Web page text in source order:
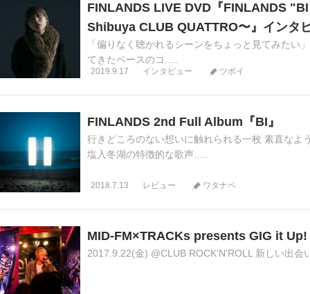
FINLANDS LIVE DVD『FINLANDS
Shibuya CLUB QUATTRO〜』インタ
「偏りなく聴かれるシーンをちょっと見てみた
てきたベースのコ.....
2019.9.17 インタビュー ツボイ
FINLANDS 2nd Full Album『BI』
行きどころのない想いに触れられる一枚 素直なよ
塩入冬湖の特徴的な歌声.....
2018.7.13 レビュー ワタナベ
MID-FM×TRACKs presents GIG it
2017.9.22(金) @CLUB ROCK'N'ROLL 新しい出会